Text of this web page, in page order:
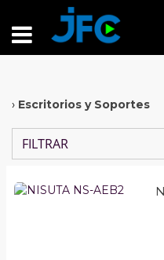
› Escritorios y Soportes
FILTRAR